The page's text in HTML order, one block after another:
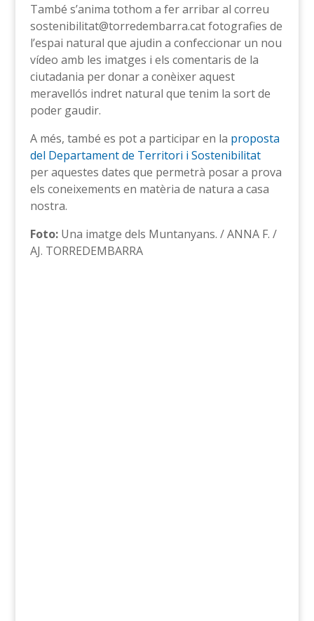
També s’anima tothom a fer arribar al correu
sostenibilitat@torredembarra.cat fotografies de
l’espai natural que ajudin a confeccionar un nou
vídeo amb les imatges i els comentaris de la
ciutadania per donar a conèixer aquest
meravellós indret natural que tenim la sort de
poder gaudir.
A més, també es pot a participar en la proposta
del Departament de Territori i Sostenibilitat
per aquestes dates que permetrà posar a prova
els coneixements en matèria de natura a casa
nostra.
Foto:Una imatge dels Muntanyans. / ANNA F. /
AJ. TORREDEMBARRA